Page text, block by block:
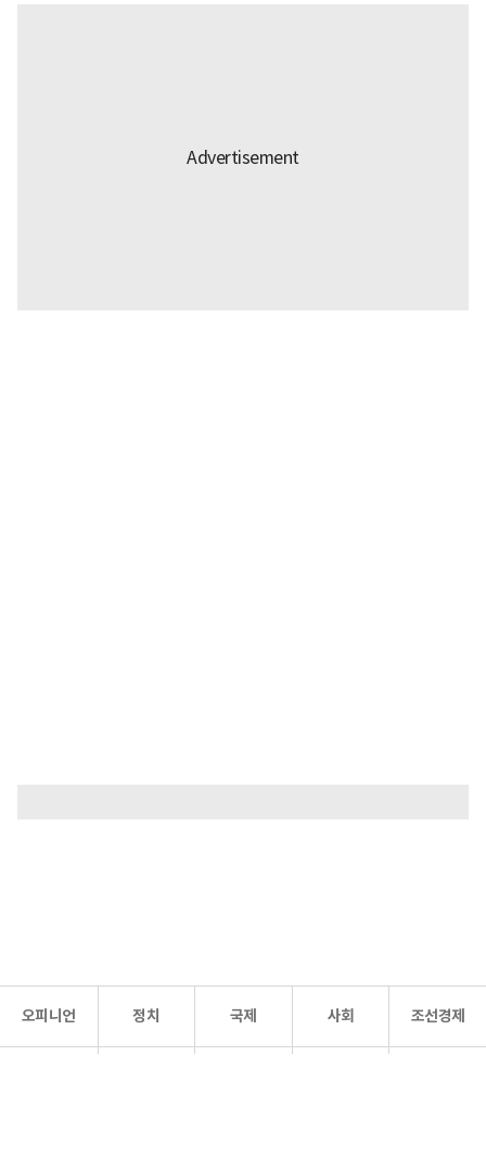
오피니언 정치 국제 사회 조선경제